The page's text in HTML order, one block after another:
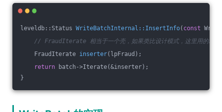
leveldb::Status WriteBatchInternal::InsertInfo( const
// FraudIterate 相当于一个壳，如果类比设计模式，这里用的就
FraudIterate inserter(lpFraud) ;
return batch->Iterate(&inserter);
}